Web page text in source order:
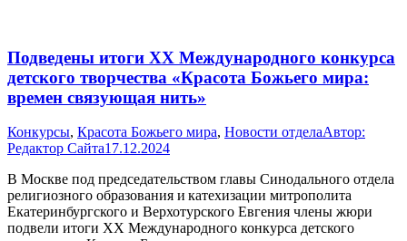
Подведены итоги XX Международного конкурса
детского творчества «Красота Божьего мира:
времен связующая нить»
Конкурсы, Красота Божьего мира, Новости отделаАвтор:
Редактор Сайта17.12.2024
В Москве под председательством главы Синодального отдела
религиозного образования и катехизации митрополита
Екатеринбургского и Верхотурского Евгения члены жюри
подвели итоги XX Международного конкурса детского